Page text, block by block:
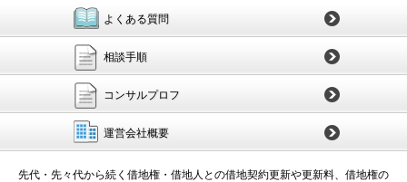
よくある質問
相談手順
コンサルプロフ
運営会社概要
先代・先々代から続く借地権・借地人との借地契約更新や更新料、借地権の